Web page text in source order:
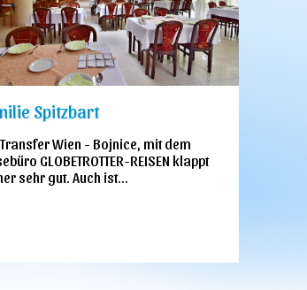
Spitzbart
Wien - Bojnice, mit dem
GLOBETROTTER-REISEN klappt
sehr gut. Auch ist...